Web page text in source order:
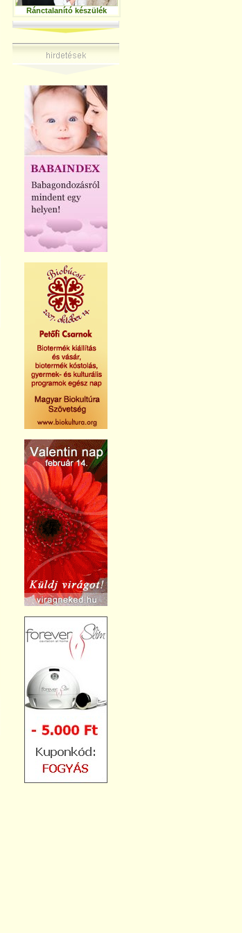
Ránctalanító készülék